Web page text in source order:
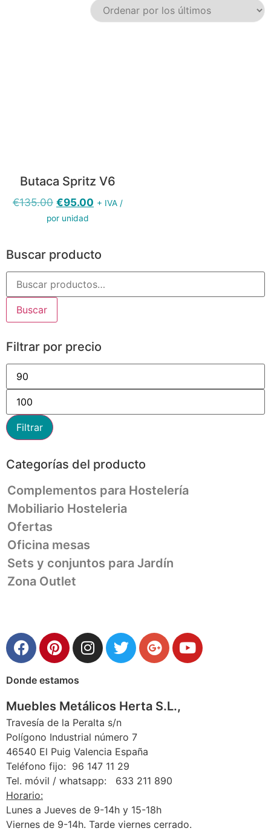
Buscar producto
Buscar
Filtrar por precio
Filtrar
Categorías del producto
Complementos para Hostelería
Mobiliario Hosteleria
Ofertas
Oficina mesas
Sets y conjuntos para Jardín
Zona Outlet
Butaca Spritz V6
€135.00 €95.00 + IVA /
por unidad
Donde estamos
Muebles Metálicos Herta S.L.,
Travesía de la Peralta s/n
Polígono Industrial número 7
46540 El Puig Valencia España
Teléfono fijo: 96 147 11 29
Tel. móvil / whatsapp: 633 211 890
Horario:
Lunes a Jueves de 9-14h y 15-18h
Viernes de 9-14h. Tarde viernes cerrado.